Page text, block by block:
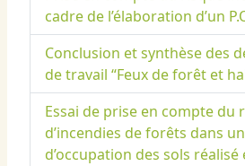
cadre de l’élaboration d’un
Conclusion et synthèse des
de travail “Feux de forêt et
Essai de prise en compte du
d’incendies de forêts dans
d’occupation des sols réalisé